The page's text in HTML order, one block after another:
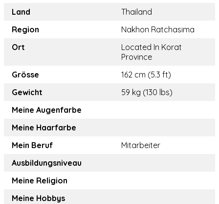
Land
Thailand
Region
Nakhon Ratchasima
Ort
Located In Korat
Province
Grösse
162 cm (5.3 ft)
Gewicht
59 kg (130 lbs)
Meine Augenfarbe
Meine Haarfarbe
Mein Beruf
Mitarbeiter
Ausbildungsniveau
Meine Religion
Meine Hobbys